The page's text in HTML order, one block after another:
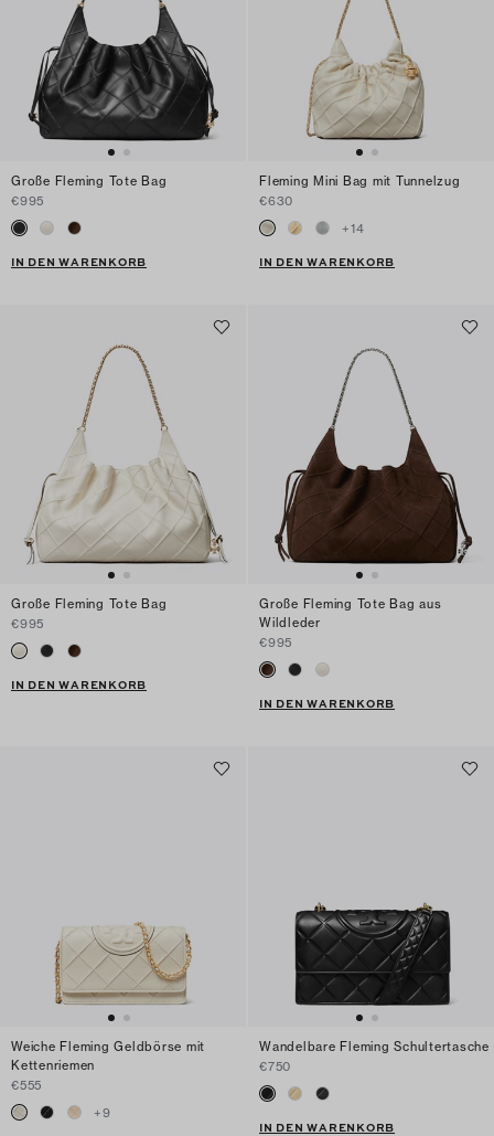
Große Fleming Tote Bag
€995
IN DEN WARENKORB
Fleming Mini Bag mit Tunnelzug
€630
+14
IN DEN WARENKORB
Große Fleming Tote Bag
€995
IN DEN WARENKORB
Große Fleming Tote Bag aus
Wildleder
€995
IN DEN WARENKORB
Weiche Fleming Geldbörse mit
Kettenriemen
€555
+9
Wandelbare Fleming Schultertasche
€750
IN DEN WARENKORB